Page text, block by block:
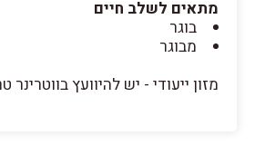
מתאים לשלב חיים
בוגר
מבוגר
מזון ייעודי - יש להיוועץ